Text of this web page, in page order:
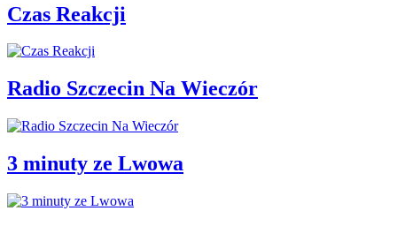
Czas Reakcji
Radio Szczecin Na Wieczór
3 minuty ze Lwowa